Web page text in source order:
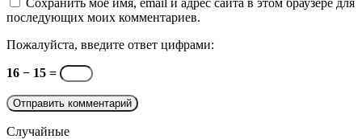
Сохранить моё имя, email и адрес сайта в этом браузере для
последующих моих комментариев.
Пожалуйста, введите ответ цифрами:
16 − 15 =
Случайные